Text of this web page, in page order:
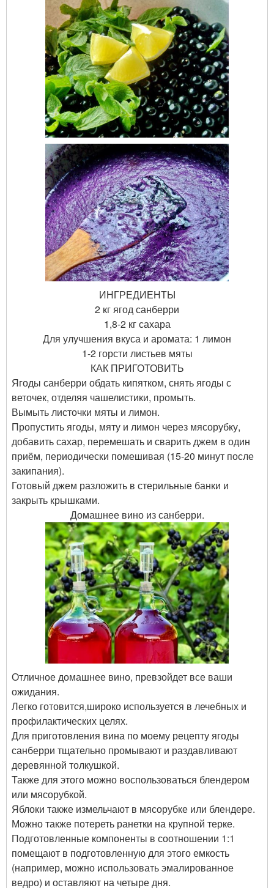
ИНГРЕДИЕНТЫ
2 кг ягод санберри
1,8-2 кг сахара
Для улучшения вкуса и аромата: 1 лимон
1-2 горсти листьев мяты
КАК ПРИГОТОВИТЬ
Ягоды санберри обдать кипятком, снять ягоды с
веточек, отделяя чашелистики, промыть.
Вымыть листочки мяты и лимон.
Пропустить ягоды, мяту и лимон через мясорубку,
добавить сахар, перемешать и сварить джем в один
приём, периодически помешивая (15-20 минут после
закипания).
Готовый джем разложить в стерильные банки и
закрыть крышками.
Домашнее вино из санберри.
Отличное домашнее вино, превзойдет все ваши
ожидания.
Легко готовится,широко используется в лечебных и
профилактических целях.
Для приготовления вина по моему рецепту ягоды
санберри тщательно промывают и раздавливают
деревянной толкушкой.
Также для этого можно воспользоваться блендером
или мясорубкой.
Яблоки также измельчают в мясорубке или блендере.
Можно также потереть ранетки на крупной терке.
Подготовленные компоненты в соотношении 1:1
помещают в подготовленную для этого емкость
(например, можно использовать эмалированное
ведро) и оставляют на четыре дня.